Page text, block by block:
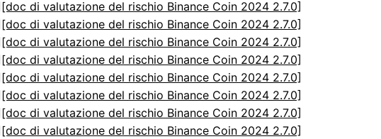
[doc di valutazione del rischio Binance Coin 2024 2.7.0]
[doc di valutazione del rischio Binance Coin 2024 2.7.0]
[doc di valutazione del rischio Binance Coin 2024 2.7.0]
[doc di valutazione del rischio Binance Coin 2024 2.7.0]
[doc di valutazione del rischio Binance Coin 2024 2.7.0]
[doc di valutazione del rischio Binance Coin 2024 2.7.0]
[doc di valutazione del rischio Binance Coin 2024 2.7.0]
[doc di valutazione del rischio Binance Coin 2024 2.7.0]